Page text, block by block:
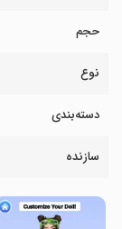
حجم
نوع
دسته‌بندی
سازنده